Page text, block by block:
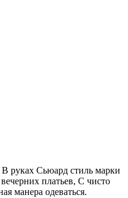
В руках Сьюард стиль марки
платьев, С чисто
манера одеваться.